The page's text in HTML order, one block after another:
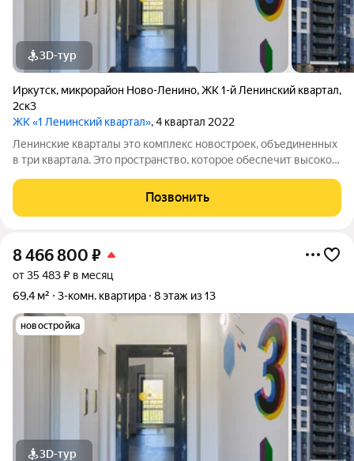
3D-тур
Иркутск, микрорайон Ново-Ленино,ЖК 1-й Ленинский квартал,
2ск3
ЖК «1 Ленинский квартал», 4 квартал 2022
Ленинские кварталы это комплекс новостроек, объединенных
в три квартала. Это пространство, которое обеспечит высокое
уделено функциональности, комфорту и безопасности. Над
проектом трудились
Позвонить
8 466 800 ₽
от 35 483 ₽ в месяц
69,4 м²
3-комн. квартира 8 этаж из 13
новостройка
3D-тур